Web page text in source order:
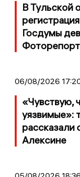
В Тульской
Госдумы
06/08/2026
«Чувствую,
уязвимые»:
рассказали
Алексине